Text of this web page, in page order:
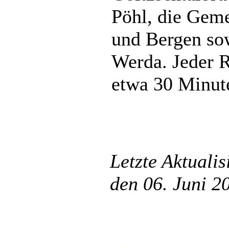
Pöhl, die
und Bergen
Werda. Jeder
etwa 30
Letzte
den 06. Juni